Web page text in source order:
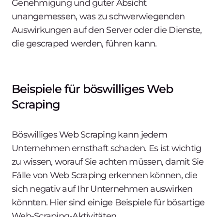
Genehmigung und guter Absicht
unangemessen, was zu schwerwiegenden
Auswirkungen auf den Server oder die Dienste,
die gescraped werden, führen kann.
Beispiele für böswilliges Web
Scraping
Böswilliges Web Scraping kann jedem
Unternehmen ernsthaft schaden. Es ist wichtig
zu wissen, worauf Sie achten müssen, damit Sie
Fälle von Web Scraping erkennen können, die
sich negativ auf Ihr Unternehmen auswirken
könnten. Hier sind einige Beispiele für bösartige